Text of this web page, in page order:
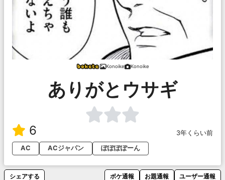
Konoike Konoike
ありがとウサギ
6
3年くらい前
AC
ACジャパン ぽぽぽぽーん
シェアする ボケ通報 お題通報 ユーザー通報